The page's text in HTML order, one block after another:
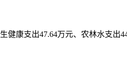
健康支出47.64万元、农林水支出